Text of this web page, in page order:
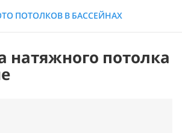
ПОТОЛКОВ В БАССЕЙНАХ
натяжного потолка